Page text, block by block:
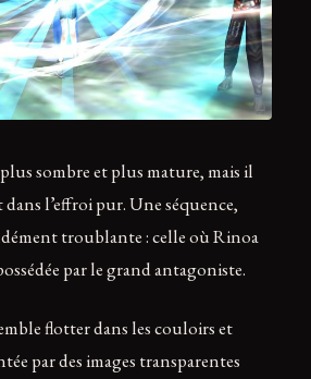
sombre et plus mature, mais il
l’effroi pur. Une séquence,
troublante : celle où Rinoa
par le grand antagoniste.
flotter dans les couloirs et
par des images transparentes